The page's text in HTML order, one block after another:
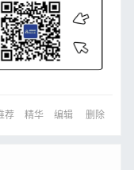
荐 精华 编辑 删除